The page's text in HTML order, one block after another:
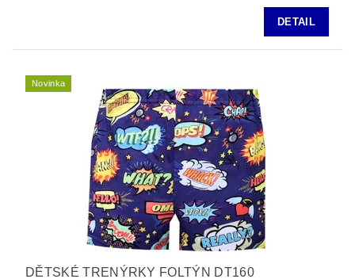
DETAIL
Novinka
DĚTSKÉ TRENÝRKY FOLTÝN DT160